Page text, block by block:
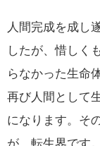
人間完成を成し
したが、惜しく
らなかった生命
再び人間として
になります。そ